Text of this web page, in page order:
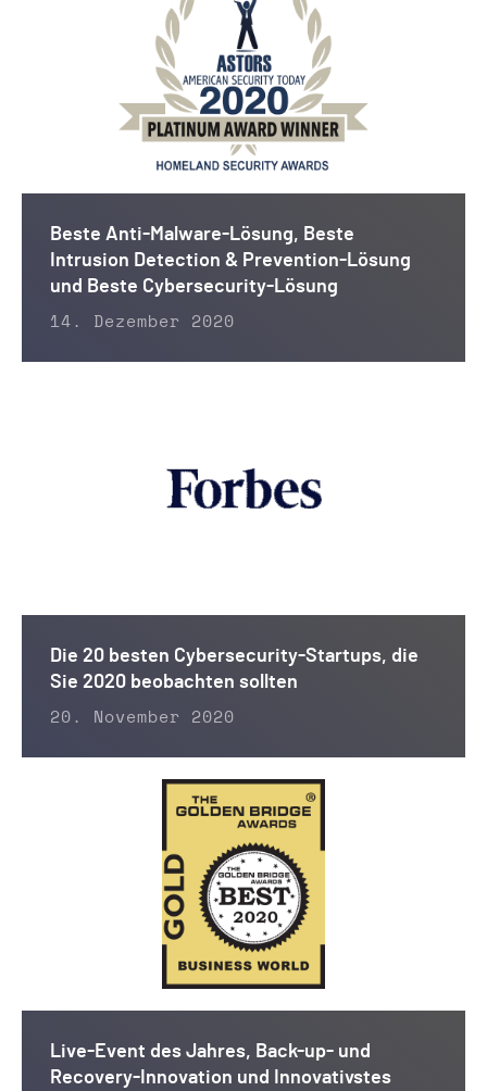
Beste Anti-Malware-Lösung, Beste
Intrusion Detection & Prevention-Lösung
und Beste Cybersecurity-Lösung
14. Dezember 2020
Die 20 besten Cybersecurity-Startups, die
Sie 2020 beobachten sollten
20. November 2020
Live-Event des Jahres, Back-up- und
Recovery-Innovation und Innovativstes